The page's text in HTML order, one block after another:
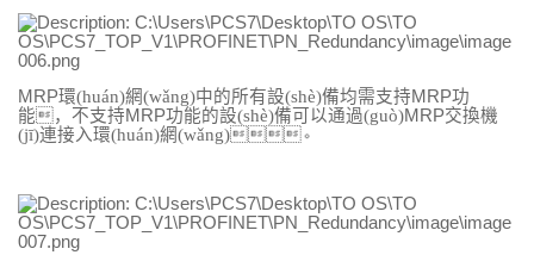
MRP環(huán)網(wǎng)中的所有設(shè)備均需支持MRP功
能，不支持MRP功能的設(shè)備可以通過(guò)MRP交換機
(jī)連接入環(huán)網(wǎng)。